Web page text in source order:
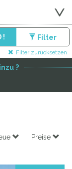
! Filter
Filter zurücksetzen
?
Preise